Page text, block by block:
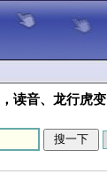
，读音、龙行虎